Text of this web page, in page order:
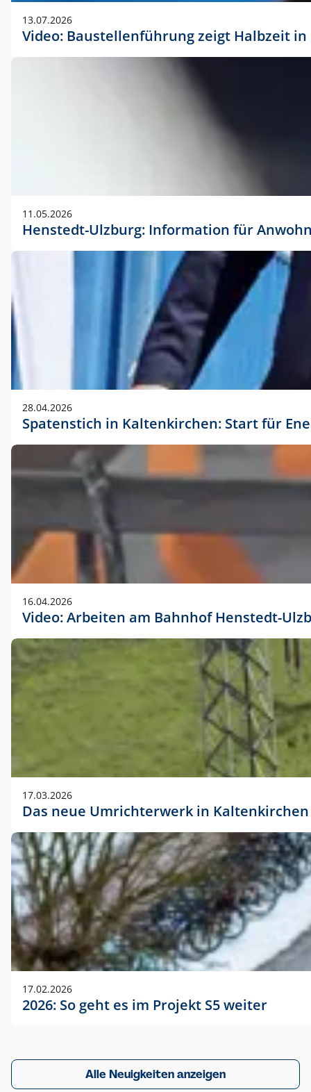
13.07.2026
Video: Baustellenführung zeigt Halbzeit
11.05.2026
Henstedt-Ulzburg: Information für
28.04.2026
Spatenstich in Kaltenkirchen: Start für
16.04.2026
Video: Arbeiten am Bahnhof Henstedt-
17.03.2026
Das neue Umrichterwerk in Kaltenkirchen
17.02.2026
2026: So geht es im Projekt S5 weiter
Alle Neuigkeiten anzeigen